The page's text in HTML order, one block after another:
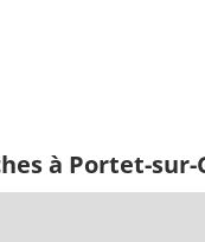
à Portet-